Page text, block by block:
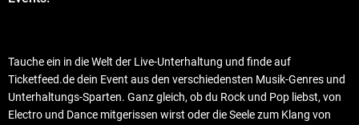
Tauche ein in die Welt der Live-Unterhaltung und finde auf
Ticketfeed.de dein Event aus den verschiedensten Musik-Genres und
Unterhaltungs-Sparten. Ganz gleich, ob du Rock und Pop liebst, von
Electro und Dance mitgerissen wirst oder die Seele zum Klang von